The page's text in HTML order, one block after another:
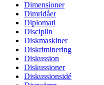
Dimensioner
Dimridåer
Diplomati
Disciplin
Diskmaskiner
Diskriminering
Diskussion
Diskussioner
Diskussionsidé